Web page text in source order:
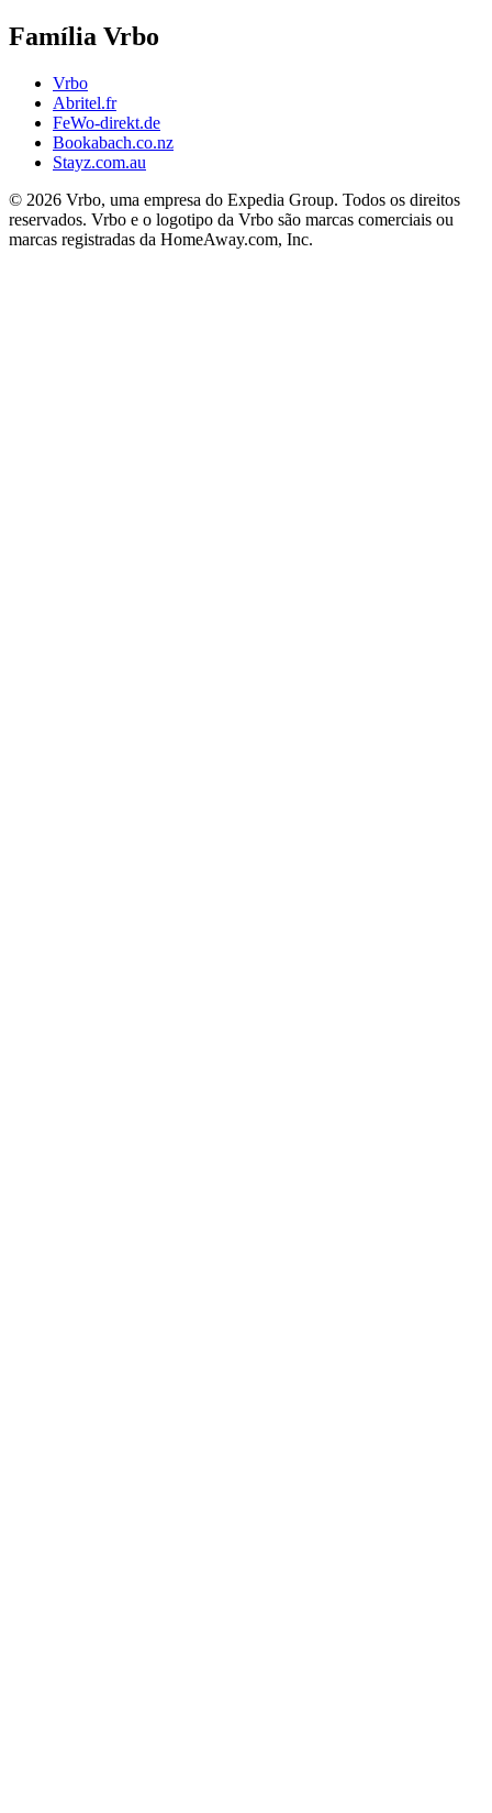
Família Vrbo
Vrbo
Abritel.fr
FeWo-direkt.de
Bookabach.co.nz
Stayz.com.au
© 2026 Vrbo, uma empresa do Expedia Group. Todos os direitos
reservados. Vrbo e o logotipo da Vrbo são marcas comerciais ou
marcas registradas da HomeAway.com, Inc.